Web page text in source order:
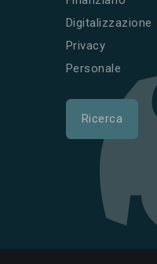
Digitalizzazione
Privacy
Personale
Ricerca